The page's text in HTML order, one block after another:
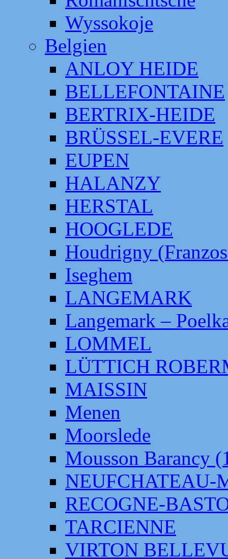
Wyssokoje
Belgien
ANLOY HEIDE
BELLEFONTAINE
BERTRIX-HEIDE
BRÜSSEL-EVERE
EUPEN
HALANZY
HERSTAL
HOOGLEDE
Houdrigny
Iseghem
LANGEMARK
Langemark –
LOMMEL
LÜTTICH
MAISSIN
Menen
Moorslede
Mousson Barancy
NEUFCHATEAU-
RECOGNE-
TARCIENNE
VIRTON